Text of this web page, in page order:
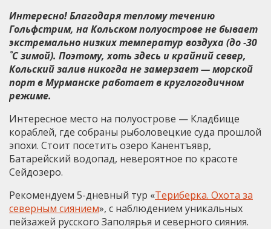
Интересно! Благодаря теплому течению
Гольфстрим, на Кольском полуострове не бывает
экстремально низких температур воздуха (до -30
˚C зимой). Поэтому, хоть здесь и крайний север,
Кольский залив никогда не замерзает — морской
порт в Мурманске работает в круглогодичном
режиме.
Интересное место на полуострове — Кладбище
кораблей, где собраны рыболовецкие суда прошлой
эпохи. Стоит посетить озеро Канентъявр,
Батарейский водопад, невероятное по красоте
Сейдозеро.
Рекомендуем 5-дневный тур «Териберка. Охота за
северным сиянием», с наблюдением уникальных
пейзажей русского Заполярья и северного сияния.